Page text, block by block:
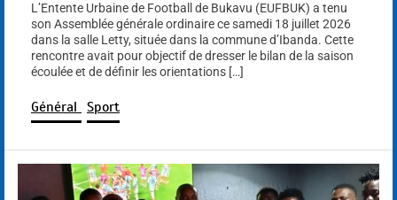
L’Entente Urbaine de Football de Bukavu (EUFBUK) a tenu
son Assemblée générale ordinaire ce samedi 18 juillet 2026
dans la salle Letty, située dans la commune d’Ibanda. Cette
rencontre avait pour objectif de dresser le bilan de la saison
écoulée et de définir les orientations […]
Général Sport